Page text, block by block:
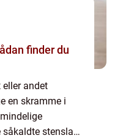
finder du
eller andet
en skramme i
stenslag,